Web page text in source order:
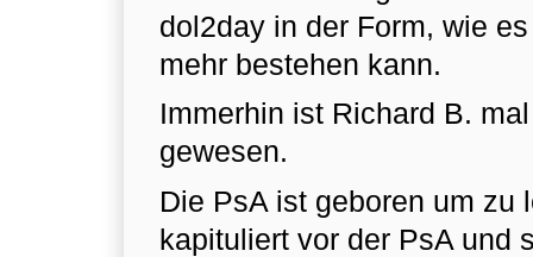
dol2day in der Form, wie
mehr bestehen kann.
Immerhin ist Richard B.
gewesen.
Die PsA ist geboren um zu
kapituliert vor der PsA und